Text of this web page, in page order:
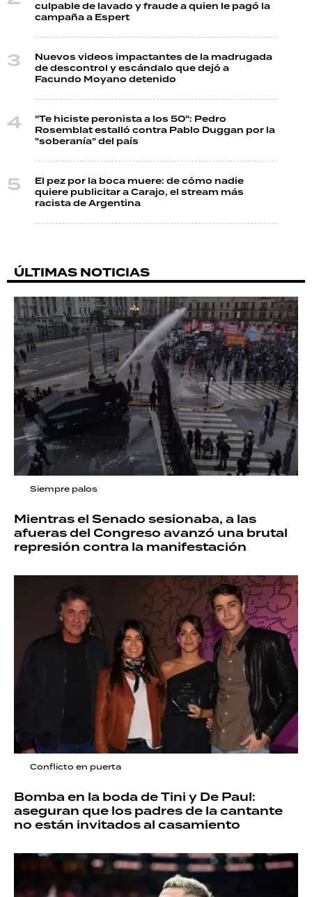
culpable de lavado y fraude a quien le pagó la
campaña a Espert
Nuevos videos impactantes de la madrugada
de descontrol y escándalo que dejó a
Facundo Moyano detenido
"Te hiciste peronista a los 50": Pedro
Rosemblat estalló contra Pablo Duggan por la
"soberanía" del país
El pez por la boca muere: de cómo nadie
quiere publicitar a Carajo, el stream más
racista de Argentina
ÚLTIMAS NOTICIAS
Siempre palos
Mientras el Senado sesionaba, a las
afueras del Congreso avanzó una brutal
represión contra la manifestación
Conflicto en puerta
Bomba en la boda de Tini y De Paul:
aseguran que los padres de la cantante
no están invitados al casamiento